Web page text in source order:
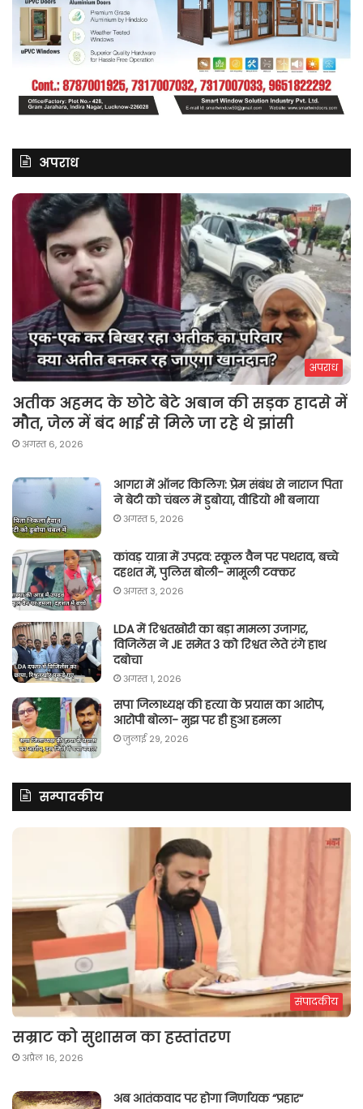
अपराध
अपराध
अतीक अहमद के छोटे बेटे अबान की सड़क हादसे में
मौत, जेल में बंद भाई से मिले जा रहे थे झांसी
अगस्त 6, 2026
आगरा में ऑनर किलिग़: प्रेम संबंध से नाराज पिता
ने बेटी को चंबल में डुबोया, वीडियो भी बनाया
अगस्त 5, 2026
कांवड़ यात्रा में उपद्रव: स्कूल वैन पर पथराव, बच्चे
दहशत में, पुलिस बोली- मामूली टक्कर
अगस्त 3, 2026
LDA में रिश्वतखोरी का बड़ा मामला उजागर,
विजिलेंस ने JE समेत 3 को रिश्वत लेते रंगे हाथ
दबोचा
अगस्त 1, 2026
सपा जिलाध्यक्ष की हत्या के प्रयास का आरोप,
आरोपी बोला- मुझ पर ही हुआ हमला
जुलाई 29, 2026
सम्पादकीय
संपादकीय
सम्राट को सुशासन का हस्तांतरण
अप्रैल 16, 2026
अब आतंकवाद पर होगा निर्णायक “प्रहार“